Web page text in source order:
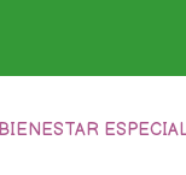
BIENESTAR